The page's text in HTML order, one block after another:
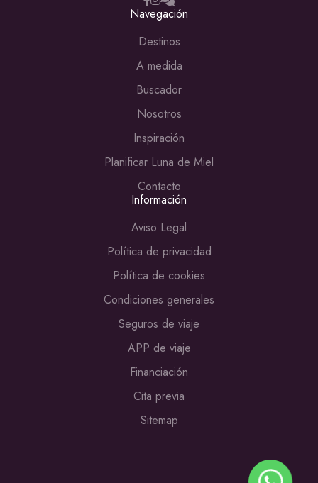
Navegación
Destinos
A medida
Buscador
Nosotros
Inspiración
Planificar Luna de Miel
Contacto
Información
Aviso Legal
Política de privacidad
Política de cookies
Condiciones generales
Seguros de viaje
APP de viaje
Financiación
Cita previa
Sitemap